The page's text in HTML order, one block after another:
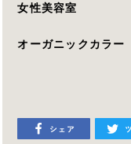
女性美容室
オーガニックカラー